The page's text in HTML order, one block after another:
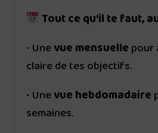
Tout ce qu’il te faut,
• Unevue mensuelle pour
claire de tes objectifs.
• Unevue hebdomadaire
semaines.